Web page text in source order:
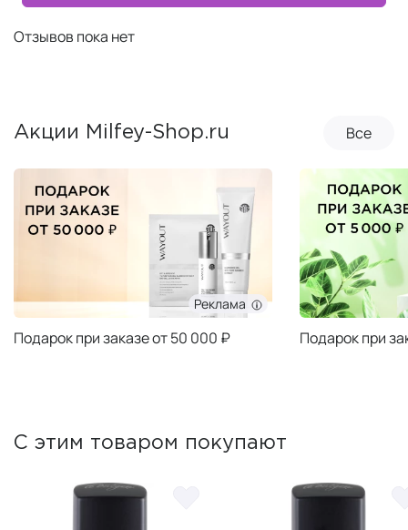
Отзывов пока нет
Акции Milfey-Shop.ru Все
Реклама
Подарок при заказе от 50 000 ₽ Подарок при
С этим товаром покупают